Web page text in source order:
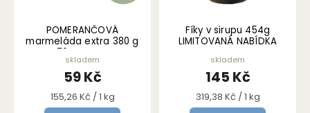
POMERANČOVÁ
marmeláda extra 380 g
70% ovoce
skladem
59 Kč
Měrná
cena:
155,26 Kč / 1 kg
Fíky v sirupu 454g
LIMITOVANÁ NABÍDKA
skladem
145 Kč
Měrná
cena:
319,38 Kč / 1 kg